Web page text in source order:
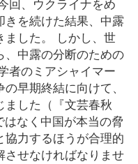
きを続けた結果、中露
ました。 しかし、世
中露の分断のための
者のミアシャイマー
早期終結に向けて、
した（『文芸春秋
なく中国が本当の脅
力するほうが合理的
させなければなりませ